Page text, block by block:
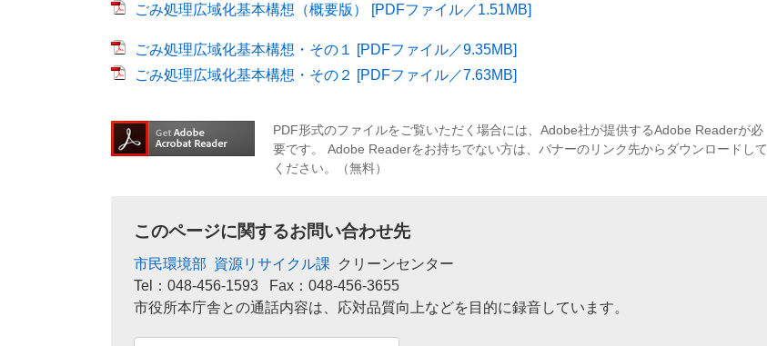
ごみ処理広域化基本構想（概要版） [PDFファイル／1.51MB]
ごみ処理広域化基本構想・その１ [PDFファイル／9.35MB]
ごみ処理広域化基本構想・その２ [PDFファイル／7.63MB]
PDF形式のファイルをご覧いただく場合には、Adobe社が提供するAdobe Readerが必
要です。
Adobe Readerをお持ちでない方は、バナーのリンク先からダウンロードして
ください。（無料）
このページに関するお問い合わせ先
市民環境部 資源リサイクル課
クリーンセンター
Tel：048-456-1593
Fax：048-456-3655
市役所本庁舎との通話内容は、応対品質向上などを目的に録音しています。